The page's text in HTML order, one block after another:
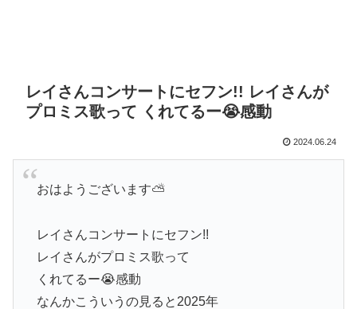
レイさんコンサートにセフン!! レイさんが
プロミス歌って くれてるー😭感動
2024.06.24
おはようございます⛅️
レイさんコンサートにセフン!!
レイさんがプロミス歌って
くれてるー😭感動
なんかこういうの見ると2025年